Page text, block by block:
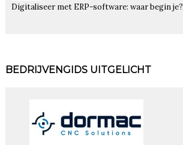
Digitaliseer met ERP-software: waar begin je?
BEDRIJVENGIDS UITGELICHT